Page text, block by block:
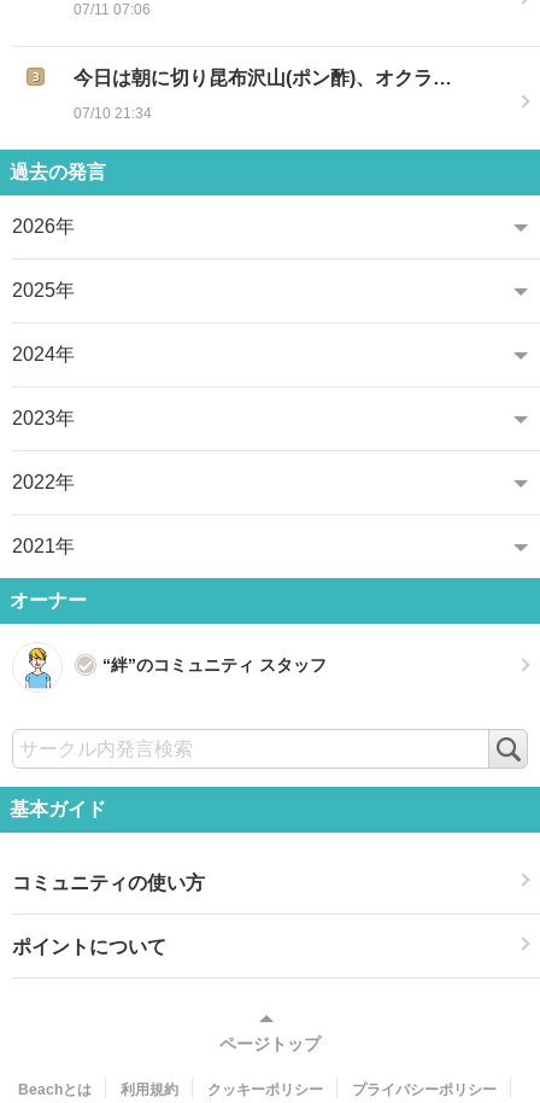
07/11 07:06
今日は朝に切り昆布沢山(ポン酢)、オクラ…
07/10 21:34
過去の発言
2026年
2025年
2024年
2023年
2022年
2021年
オーナー
“絆”のコミュニティ スタッフ
基本ガイド
コミュニティの使い方
ポイントについて
ページトップ
Beachとは 利用規約 クッキーポリシー プライバシーポリシー